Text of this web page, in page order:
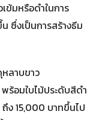
ข้มหรือดำในการ
ซึ่งเป็นการสร้างธีม
ลาบขาว
ร้อมใบไม้ประดับสีดำ
ง 15,000 บาทขึ้นไป